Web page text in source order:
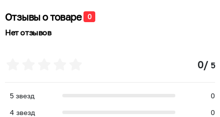
Отзывы о товаре 0
Нет отзывов
0/ 5
5 звезд
0
4 звезд
0